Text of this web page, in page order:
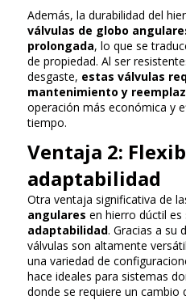
Además, la durabilidad del
válvulas de globo
prolongada, lo que se
de propiedad. Al ser
desgaste, estas válvulas
mantenimiento y
operación más económica y
tiempo.
Ventaja 2:
adaptabilidad
Otra ventaja significativa de
angulares en hierro dúctil es
adaptabilidad. Gracias a su
válvulas son altamente
una variedad de
hace ideales para sistemas
donde se requiere un cambio